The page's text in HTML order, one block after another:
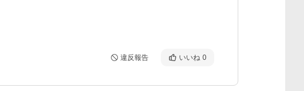
違反報告 いいね 0